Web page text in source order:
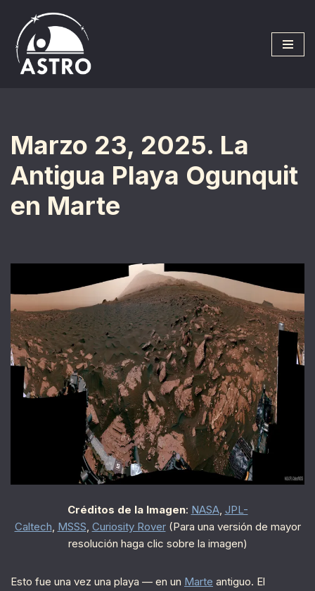
Saltar
al
contenido
Marzo 23, 2025. La
Antigua Playa Ogunquit
en Marte
Créditos de la Imagen: NASA, JPL-
Caltech, MSSS, Curiosity Rover(Para una versión de mayor
resolución haga clic sobre la imagen)
Esto fue una vez una playa — en un Marte antiguo. El